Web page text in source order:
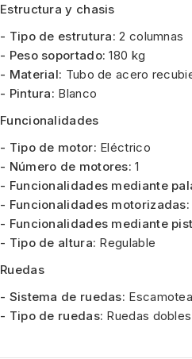
Estructura y chasis
- Tipo de estrutura: 2 columnas
- Peso soportado: 180 kg
- Material: Tubo de acero
- Pintura: Blanco
Funcionalidades
- Tipo de motor: Eléctrico
- Número de motores: 1
- Funcionalidades mediante
- Funcionalidades motorizadas:
- Funcionalidades mediante
- Tipo de altura: Regulable
Ruedas
- Sistema de ruedas:
- Tipo de ruedas: Ruedas